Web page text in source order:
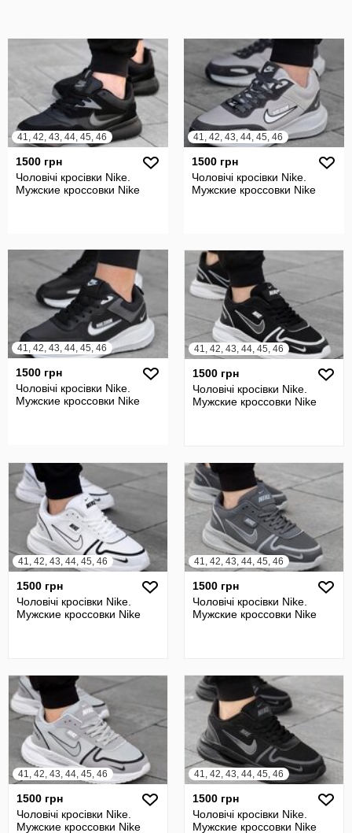
41, 42, 43, 44, 45, 46
1500 грн
Чоловічі кросівки Nike.
Мужские кроссовки Nike
41, 42, 43, 44, 45, 46
1500 грн
Чоловічі кросівки Nike.
Мужские кроссовки Nike
41, 42, 43, 44, 45, 46
1500 грн
Чоловічі кросівки Nike.
Мужские кроссовки Nike
41, 42, 43, 44, 45, 46
1500 грн
Чоловічі кросівки Nike.
Мужские кроссовки Nike
41, 42, 43, 44, 45, 46
1500 грн
Чоловічі кросівки Nike.
Мужские кроссовки Nike
41, 42, 43, 44, 45, 46
1500 грн
Чоловічі кросівки Nike.
Мужские кроссовки Nike
41, 42, 43, 44, 45, 46
1500 грн
Чоловічі кросівки Nike.
Мужские кроссовки Nike
41, 42, 43, 44, 45, 46
1500 грн
Чоловічі кросівки Nike.
Мужские кроссовки Nike